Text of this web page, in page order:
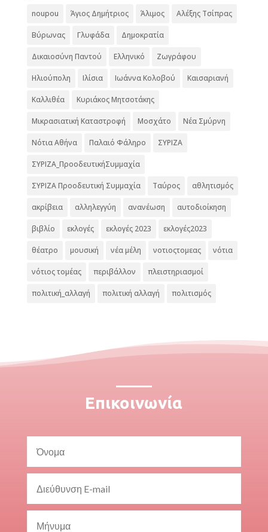
noupou Άγιος Δημήτριος Άλιμος Αλέξης Τσίπρας
Βύρωνας Γλυφάδα Δημοκρατία
Δικαιοσύνη Παντού Ελληνικό Ζωγράφου
Ηλιούπολη Ιλίσια Ιωάννα Κολοβού Καισαριανή
Καλλιθέα Κυριάκος Μητσοτάκης
Μικρασιατική Καταστροφή Μοσχάτο Νέα Σμύρνη
Νότια Αθήνα Παλαιό Φάληρο ΣΥΡΙΖΑ
ΣΥΡΙΖΑ_ΠροοδευτικήΣυμμαχία
ΣΥΡΙΖΑ Προοδευτική Συμμαχία Ταύρος αθλητισμός
ακρίβεια αλληλεγγύη ανανέωση αυτοδιοίκηση
βιβλίο εκλογές εκλογές 2023 εκλογές2023
θέατρο μουσική νέα μέλη νοτιοςτομεας νότια
νότιος τομέας περιβάλλον πλειστηριασμοί
πολιτική_αλλαγή πολιτική αλλαγή πολιτισμός
Επικοινωνία